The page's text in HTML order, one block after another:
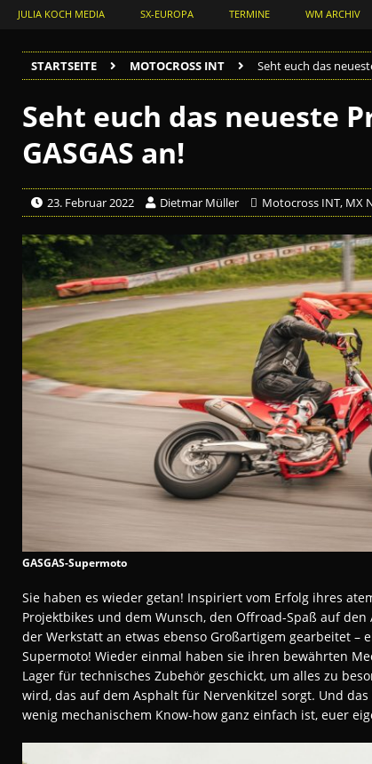
JULIA KOCH MEDIA SX-EUROPA TERMINE WM ARCHIV
STARTSEITE MOTOCROSS INT Seht euch das
Seht euch das neueste
GASGAS an!
23. Februar 2022 Dietmar Müller Motocross INT, MX
GASGAS-Supermoto
Sie haben es wieder getan! Inspiriert vom Erfolg ihres
Projektbikes und dem Wunsch, den Offroad-Spaß auf
der Werkstatt an etwas ebenso Großartigem gearbeitet –
Supermoto! Wieder einmal haben sie ihren bewährten
Lager für technisches Zubehör geschickt, um alles zu
wird, das auf dem Asphalt für Nervenkitzel sorgt. Und
wenig mechanischem Know-how ganz einfach ist, euer